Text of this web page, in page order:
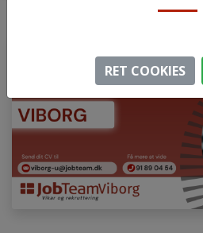
RET COOKIES